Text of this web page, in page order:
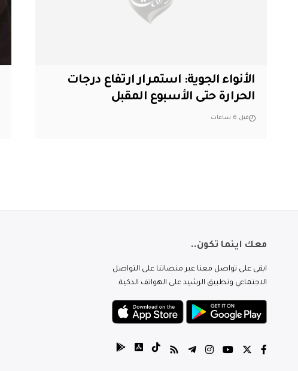
الأنواء الجوية: استمرار ارتفاع درجات
الحرارة حتى الأسبوع المقبل
قبل 6 ساعات
معك اينما تكون..
ابقى على تواصل معنا عبر منصاتنا على التواصل
الاجتماعي وتطبيق الرشيد على الهواتف الذكية.